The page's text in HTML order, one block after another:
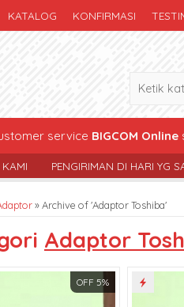
KATALOG KONFIRMASI
service BIGCOM Online
PENGIRIMAN DI HARI YG SAMA ,
»Archive of 'Adaptor Toshiba'
Adaptor
OFF 5%